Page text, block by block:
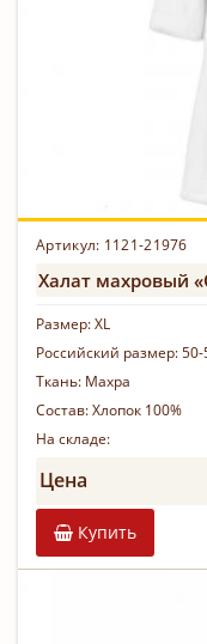
Артикул: 1121-21976
Халат махровый
Размер:XL
Российский размер:50-
Ткань: Махра
Состав:Хлопок 100%
На складе:
Цена
Купить